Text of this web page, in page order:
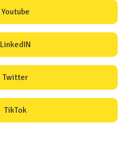
Youtube
LinkedIN
Twitter
TikTok